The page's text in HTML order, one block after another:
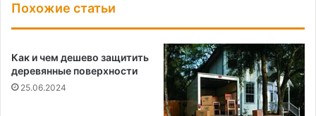
Похожие статьи
Как и чем дешево защитить
деревянные поверхности
25.06.2024